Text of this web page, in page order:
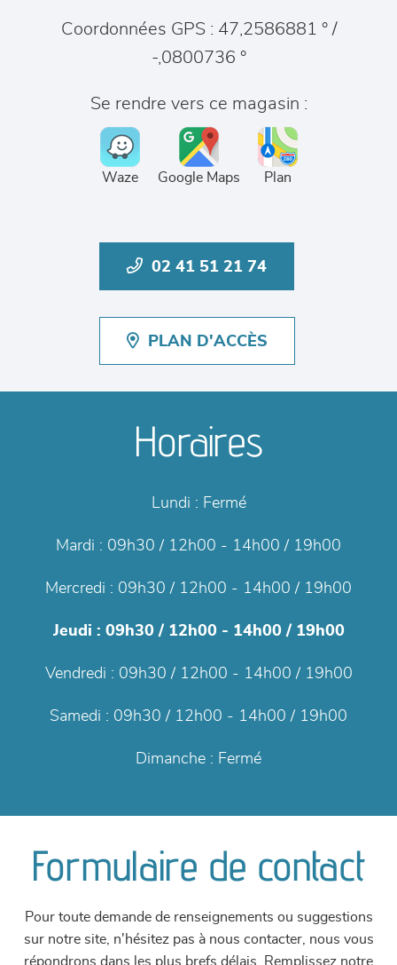
Coordonnées GPS : 47,2586881 ° /
-,0800736 °
Se rendre vers ce magasin :
Waze Google Maps Plan
02 41 51 21 74
PLAN D'ACCÈS
Horaires
Lundi : Fermé
Mardi : 09h30 / 12h00 - 14h00 / 19h00
Mercredi : 09h30 / 12h00 - 14h00 / 19h00
Jeudi : 09h30 / 12h00 - 14h00 / 19h00
Vendredi : 09h30 / 12h00 - 14h00 / 19h00
Samedi : 09h30 / 12h00 - 14h00 / 19h00
Dimanche : Fermé
Formulaire de contact
Pour toute demande de renseignements ou suggestions
sur notre site, n'hésitez pas à nous contacter, nous vous
répondrons dans les plus brefs délais. Remplissez notre